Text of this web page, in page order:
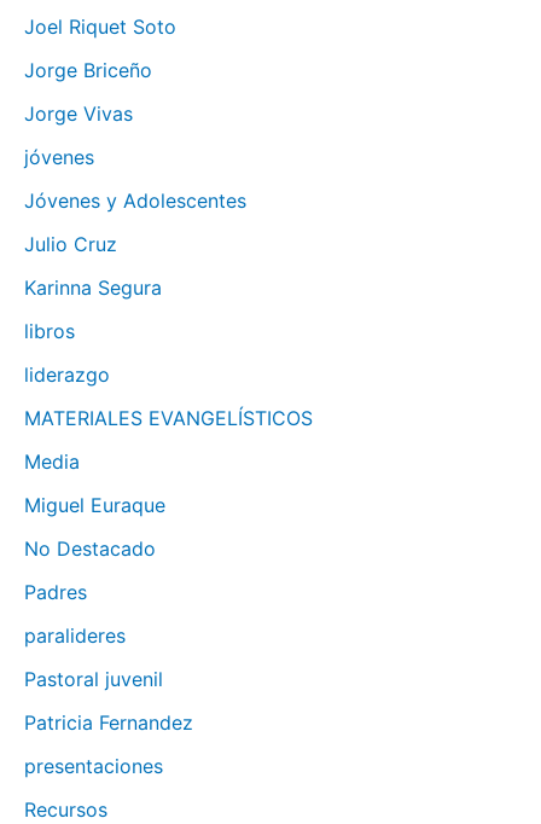
Joel Riquet Soto
Jorge Briceño
Jorge Vivas
jóvenes
Jóvenes y Adolescentes
Julio Cruz
Karinna Segura
libros
liderazgo
MATERIALES EVANGELÍSTICOS
Media
Miguel Euraque
No Destacado
Padres
paralideres
Pastoral juvenil
Patricia Fernandez
presentaciones
Recursos